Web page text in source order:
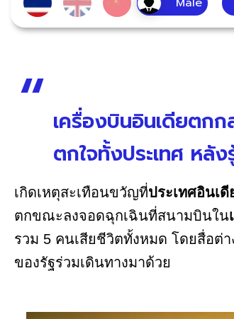
เครื่องบินอินเดียตก
ตกใจทั้งประเทศ หลั
เกิดเหตุสะเทือนขวัญที่ประเทศอินเดี
ตกขณะลงจอดฉุกเฉินที่สนามบินใน
รวม 5 คนเสียชีวิตทั้งหมด โดยสื่อต่
ของรัฐร่วมเดินทางมาด้วย